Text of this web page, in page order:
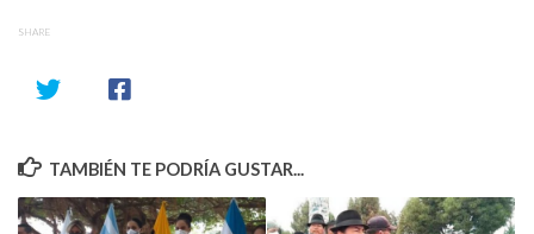
SHARE
TAMBIÉN TE PODRÍA GUSTAR...